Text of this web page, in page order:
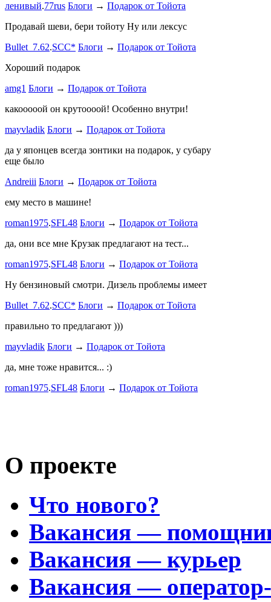
ленивый.77rus Блоги → Подарок от Тойота
Продавай шеви, бери тойоту Ну или лексус
Bullet_7.62.SCC* Блоги → Подарок от Тойота
Хороший подарок
amg1 Блоги → Подарок от Тойота
какооооой он крутоооой! Особенно внутри!
mayvladik Блоги → Подарок от Тойота
да у японцев всегда зонтики на подарок, у субару
еще было
Andreiii Блоги → Подарок от Тойота
ему место в машине!
roman1975.SFL48 Блоги → Подарок от Тойота
да, они все мне Крузак предлагают на тест...
roman1975.SFL48 Блоги → Подарок от Тойота
Ну бензиновый смотри. Дизель проблемы имеет
Bullet_7.62.SCC* Блоги → Подарок от Тойота
правильно то предлагают )))
mayvladik Блоги → Подарок от Тойота
да, мне тоже нравится... :)
roman1975.SFL48 Блоги → Подарок от Тойота
О проекте
Что нового?
Вакансия —
Вакансия — курьер
Вакансия —